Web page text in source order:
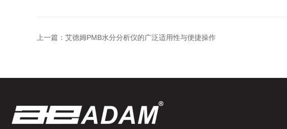
上一篇： 艾德姆PMB水分分析仪的广泛适用性与便捷操作